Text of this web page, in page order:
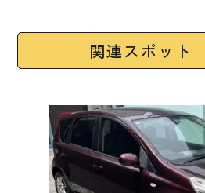
関連スポット